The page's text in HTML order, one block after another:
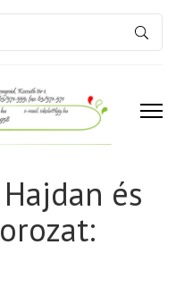
és